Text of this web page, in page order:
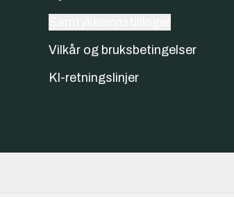
Vilkår og bruksbetingelser
KI-retningslinjer